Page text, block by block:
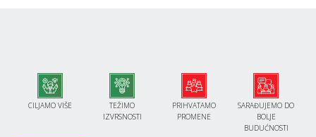
CILJAMO VIŠE
TEŽIMO
IZVRSNOSTI
PRIHVATAMO
PROMENE
SARAĐUJEMO DO
BOLJE
BUDUĆNOSTI